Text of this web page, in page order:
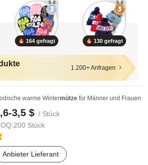
164 gefragt 130 gefragt
1.200+ Anfragen
warme Wintermütze für Männer und Frauen
3,5 $ / Stück
200 Stück
Anbieter Lieferant